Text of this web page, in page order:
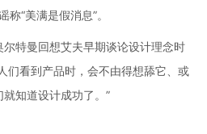
“美满是假消息”。
特曼回想艾夫早期谈论设计理念时
们看到产品时，会不由得想舔它、或
知道设计成功了。”